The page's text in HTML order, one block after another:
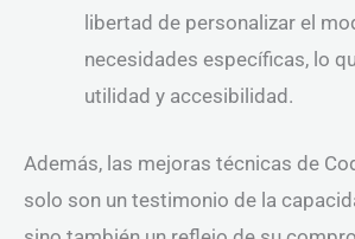
libertad de personalizar el
necesidades específicas, lo
utilidad y accesibilidad.
Además, las mejoras técnicas de
solo son un testimonio de la